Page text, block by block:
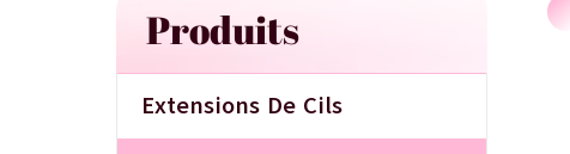
Produits
Extensions De Cils